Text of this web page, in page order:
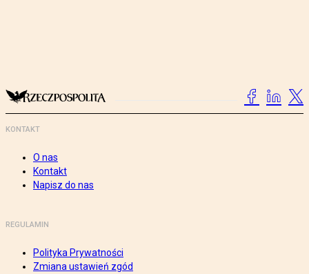
KONTAKT
O nas
Kontakt
Napisz do nas
REGULAMIN
Polityka Prywatności
Zmiana ustawień zgód